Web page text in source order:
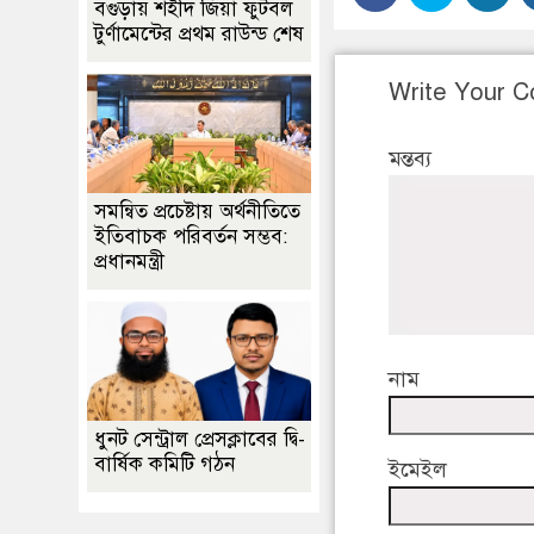
Write Your
মন্তব্য
নাম
ইমেইল
বগুড়ায় শহীদ জিয়া ফুটবল
টুর্ণামেন্টের প্রথম রাউন্ড শেষ
সমন্বিত প্রচেষ্টায় অর্থনীতিতে
ইতিবাচক পরিবর্তন সম্ভব:
প্রধানমন্ত্রী
ধুনট সেন্ট্রাল প্রেসক্লাবের দ্বি-
বার্ষিক কমিটি গঠন